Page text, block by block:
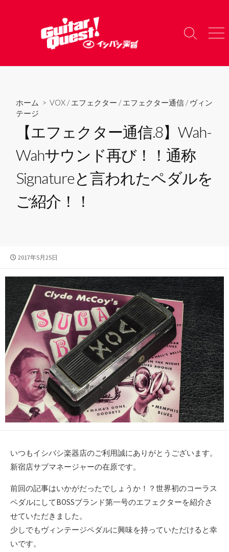
へ
検
り
メ
ー
ホーム > VOX /エフェクター /エフェクター通信 /ヴィン
テージ
【エフェクター通信.8】Wah-
Wahサウンド再び！！通称
Signatureと言われたペダルを
ご紹介！！
公
日
2017年5月25日
いつもイシバシ楽器店のご利用誠にありがとうございます。
新宿店サブマネージャーの在原です。
前回の記事はいかがだったでしょうか！？世界初のコーラス
ペダルにしてBOSSブランド第一号のエフェクターを紹介さ
せていただきました。
少しでもヴィンテージペダルに興味を持っていただけると幸
いです。